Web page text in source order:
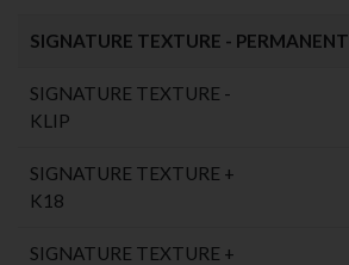
SIGNATURE TEXTURE - PERMANENT
SIGNATURE TEXTURE -
KLIP
SIGNATURE TEXTURE +
K18
SIGNATURE TEXTURE +